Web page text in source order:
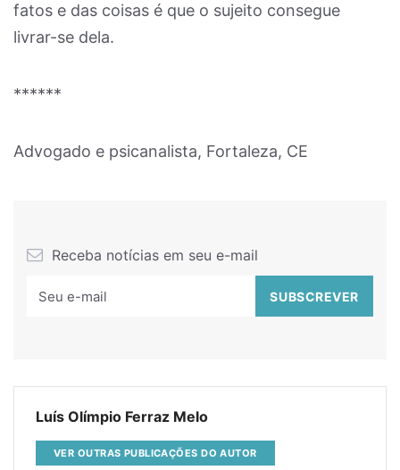
fatos e das coisas é que o sujeito consegue
livrar-se dela.
******
Advogado e psicanalista, Fortaleza, CE
Receba notícias em seu e-mail
Luís Olímpio Ferraz Melo
VER OUTRAS PUBLICAÇÕES DO AUTOR